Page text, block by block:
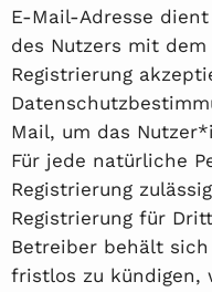
E-Mail-Adresse
des Nutzers mit
Registrierung
Mail, um das
Für jede natürliche
Registrierung
Registrierung für
Betreiber behält
fristlos zu kündigen,